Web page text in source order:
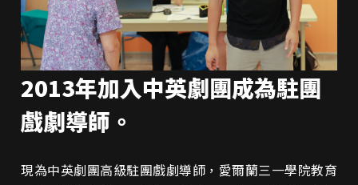
2013年加入中英劇團成為駐團
戲劇導師。
現為中英劇團高級駐團戲劇導師，愛爾蘭三一學院教育